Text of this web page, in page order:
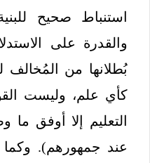
استنباط صحيح
والقدرة على
بُطلانها من المُخالف
كأي علم، وليست
التعليم إلا أوفق ما
عند جمهورهم).